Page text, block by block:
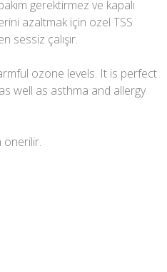
gerektirmez ve kapalı
azaltmak için özel TSS
sessiz çalışır.
ozone levels. It is perfect
well as asthma and allergy
önerilir.